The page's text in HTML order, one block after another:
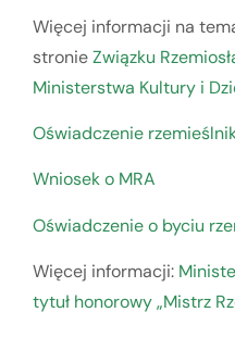
Więcej informacji na
stronieZwiązku
Ministerstwa Kultury i
Oświadczenie
Wniosek o MRA
Oświadczenie o byciu
Więcej informacji:
tytuł honorowy „Mistrz